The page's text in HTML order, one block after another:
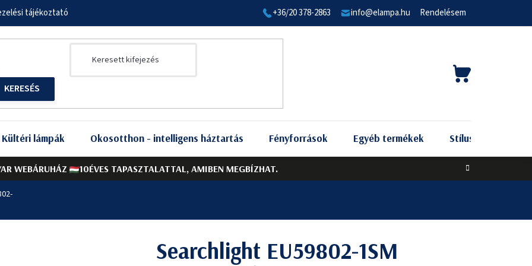
WEBÁRUHÁZ 10ÉVES TAPASZTALATTAL, AMIBEN MEGBÍZHAT.
tájékoztató +36/20 378-2863 info@elampa.hu Rendelésem
KOSÁR
Kültéri lámpák Okosotthon - intelligens háztartás Fényforrások Egyéb termékek Stílus szerint
Searchlight EU59802-1SM